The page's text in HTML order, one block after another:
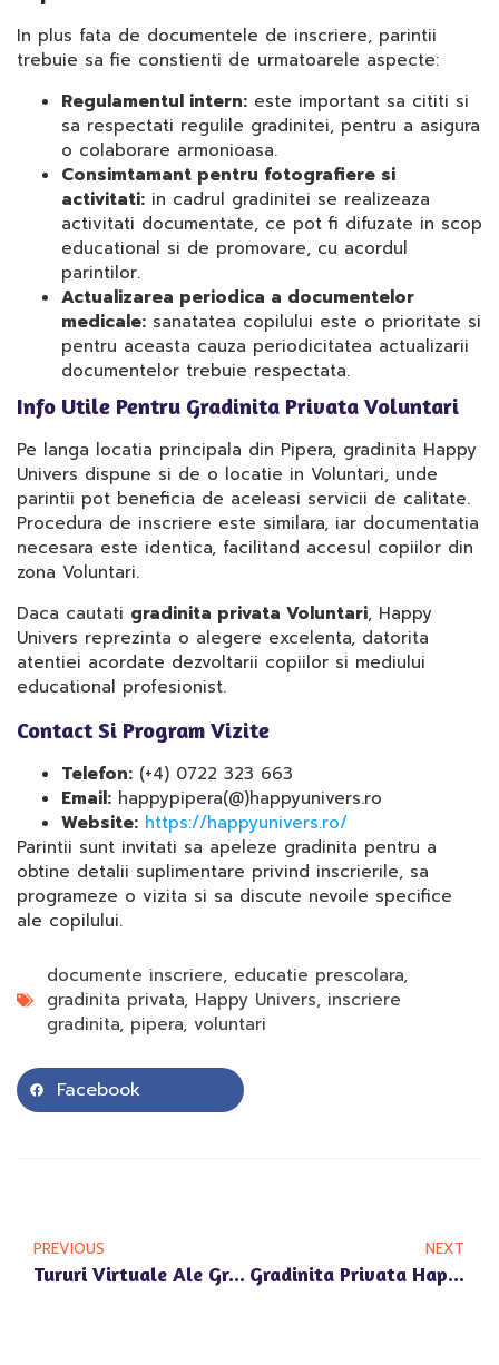
In plus fata de documentele de inscriere, parintii
trebuie sa fie constienti de urmatoarele aspecte:
Regulamentul intern: este important sa cititi si
sa respectati regulile gradinitei, pentru a asigura
o colaborare armonioasa.
Consimtamant pentru fotografiere si
activitati: in cadrul gradinitei se realizeaza
activitati documentate, ce pot fi difuzate in scop
educational si de promovare, cu acordul
parintilor.
Actualizarea periodica a documentelor
medicale: sanatatea copilului este o prioritate si
pentru aceasta cauza periodicitatea actualizarii
documentelor trebuie respectata.
Info Utile Pentru Gradinita Privata Voluntari
Pe langa locatia principala din Pipera, gradinita Happy
Univers dispune si de o locatie in Voluntari, unde
parintii pot beneficia de aceleasi servicii de calitate.
Procedura de inscriere este similara, iar documentatia
necesara este identica, facilitand accesul copiilor din
zona Voluntari.
Daca cautati gradinita privata Voluntari, Happy
Univers reprezinta o alegere excelenta, datorita
atentiei acordate dezvoltarii copiilor si mediului
educational profesionist.
Contact Si Program Vizite
Telefon: (+4) 0722 323 663
Email: happypipera(@)happyunivers.ro
Website: https://happyunivers.ro/
Parintii sunt invitati sa apeleze gradinita pentru a
obtine detalii suplimentare privind inscrierile, sa
programeze o vizita si sa discute nevoile specifice
ale copilului.
documente inscriere, educatie prescolara,
gradinita privata, Happy Univers, inscriere
gradinita, pipera, voluntari
Facebook
PREVIOUS
Tururi Virtuale Ale Gradinitelor Private Happy Univers Din Pipera Si Voluntari
NEXT
Gradinita Privata Happy Univers Voluntari: Un Mediu Prietenos Cu Natura